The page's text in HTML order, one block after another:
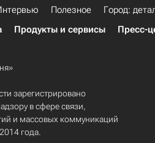
Полезное
Город:
Продукты и сервисы Пресс-
зарегистрировано
в сфере связи,
и массовых коммуникаций
года.